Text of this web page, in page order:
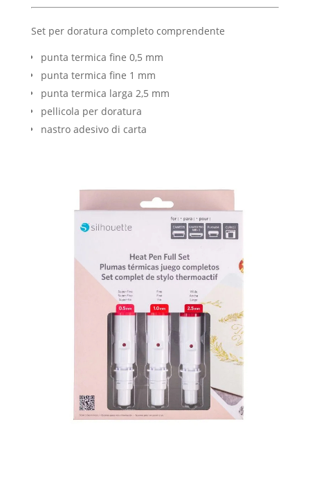
Set per doratura completo comprendente
punta termica fine 0,5 mm
punta termica fine 1 mm
punta termica larga 2,5 mm
pellicola per doratura
nastro adesivo di carta